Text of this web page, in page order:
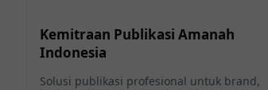
Kemitraan Publikasi Amanah
Indonesia
Solusi publikasi profesional untuk brand,